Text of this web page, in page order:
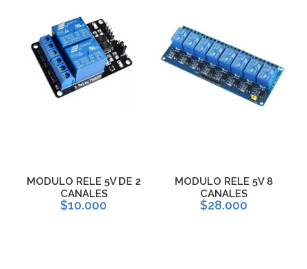
MODULO RELE 5V DE 2
CANALES
$10.000
MODULO RELE 5V 8
CANALES
$28.000